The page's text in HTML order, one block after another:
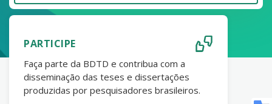
PARTICIPE
Faça parte da BDTD e contribua com a
disseminação das teses e dissertações
produzidas por pesquisadores brasileiros.